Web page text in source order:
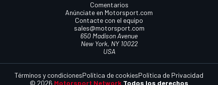
Comentarios
Anúnciate en Motorsport.com
Contacte con el equipo
sales@motorsport.com
650 Madison Avenue
New York, NY 10022
USA
© 2026 Motorsport Network Todos los derechos
Términos y condicionesPolítica de cookiesPolítica de Privacidad